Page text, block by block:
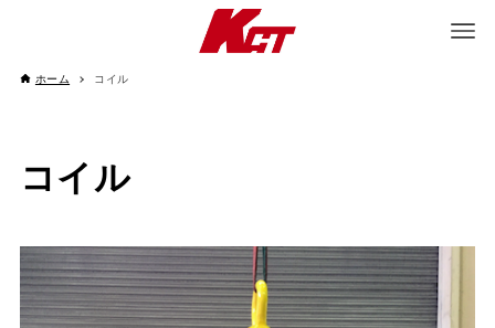
ホーム コイル
コイル